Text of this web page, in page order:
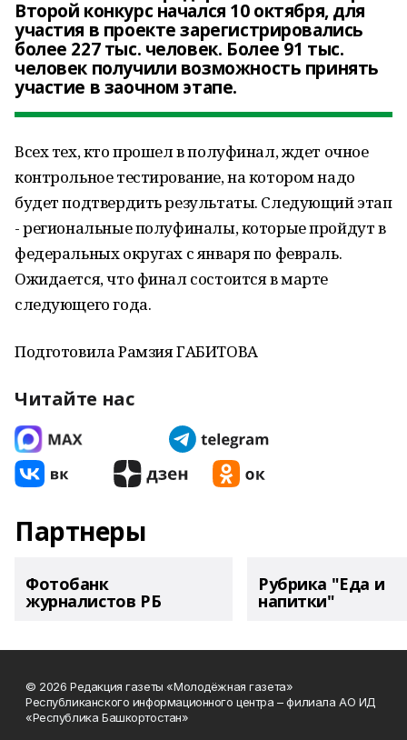
Второй конкурс начался 10 октября, для
участия в проекте зарегистрировались
более 227 тыс. человек. Более 91 тыс.
человек получили возможность принять
участие в заочном этапе.
Всех тех, кто прошел в полуфинал, ждет очное
контрольное тестирование, на котором надо
будет подтвердить результаты. Следующий этап
- региональные полуфиналы, которые пройдут в
федеральных округах с января по февраль.
Ожидается, что финал состоится в марте
следующего года.
Подготовила Рамзия ГАБИТОВА
Читайте нас
Партнеры
Фотобанк
журналистов РБ
Рубрика "Еда и
напитки"
© 2026 Редакция газеты «Молодёжная газета»
Республиканского информационного центра – филиала АО ИД
«Республика Башкортостан»